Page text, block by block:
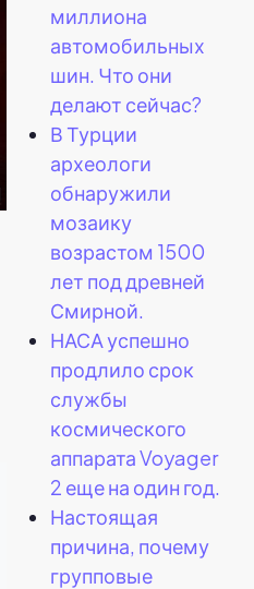
миллиона
автомобильных
шин. Что они
делают сейчас?
В Турции
археологи
обнаружили
мозаику
возрастом 1500
лет под древней
Смирной.
НАСА успешно
продлило срок
службы
космического
аппарата Voyager
2 еще на один год.
Настоящая
причина, почему
групповые